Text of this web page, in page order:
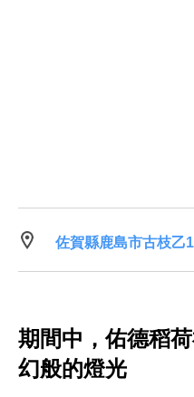
佐賀縣鹿島市古枝乙
期間中，佑德稻
幻般的燈光